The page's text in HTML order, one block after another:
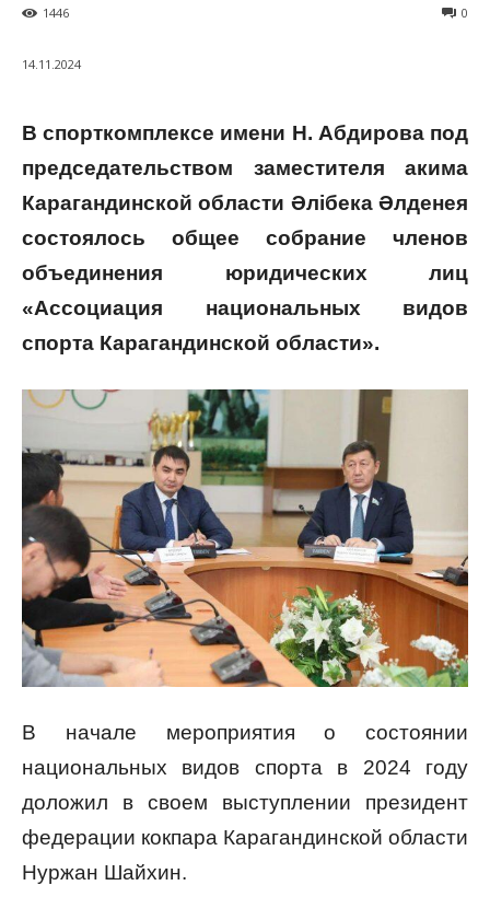
0
1446
14.11.2024
В спорткомплексе имени Н. Абдирова под
председательством заместителя акима
Карагандинской области Әлібека Әлденея
состоялось общее собрание членов
объединения юридических лиц
«Ассоциация национальных видов
спорта Карагандинской области».
В начале мероприятия о состоянии
национальных видов спорта в 2024 году
доложил в своем выступлении президент
федерации кокпара Карагандинской области
Нуржан Шайхин.